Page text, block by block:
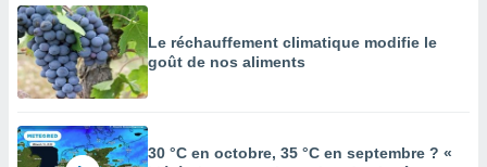
Le réchauffement climatique modifie le
goût de nos aliments
30 °C en octobre, 35 °C en septembre ? «